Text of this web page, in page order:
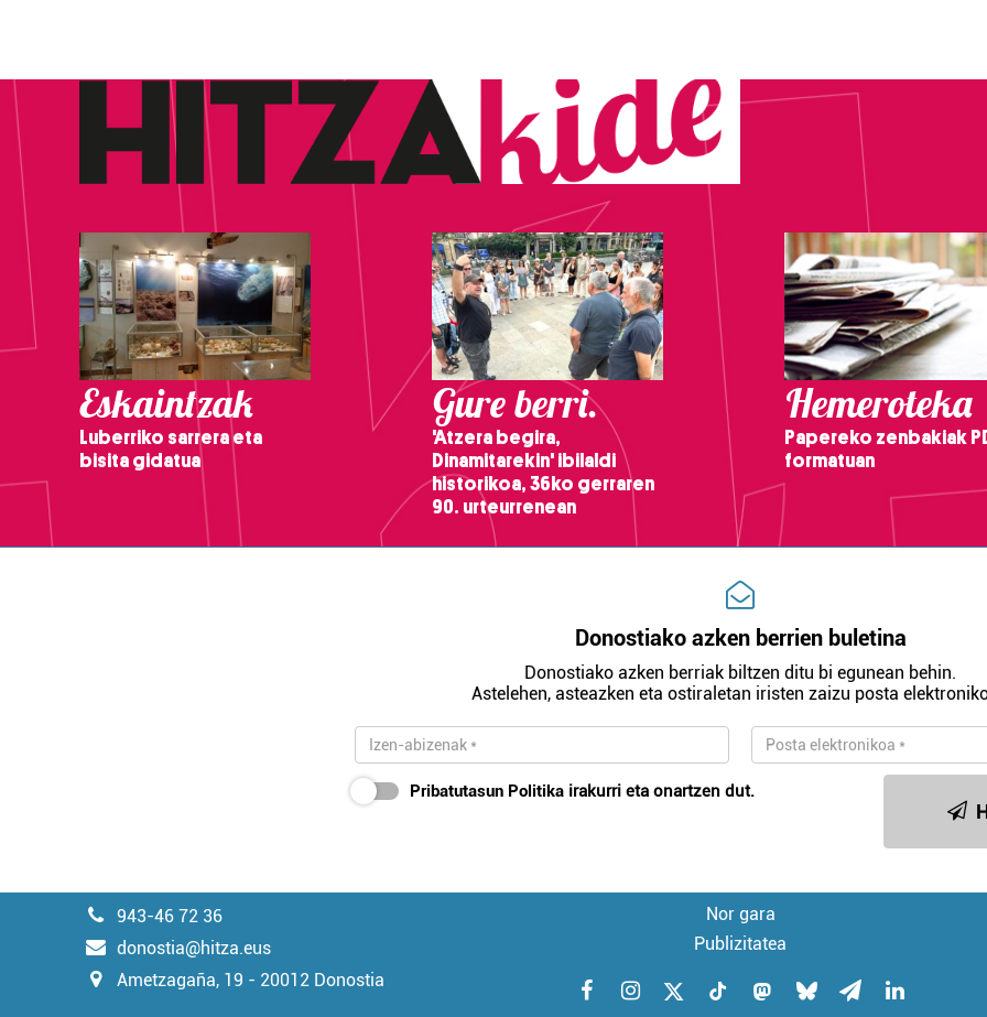
Eskaintzak
Luberriko sarrera eta
bisita gidatua
Gure berri.
'Atzera begira,
Dinamitarekin' ibilaldi
historikoa, 36ko gerraren
90. urteurrenean
Hemeroteka
Papereko zenbakiak
formatuan
Donostiako azken berrien buletina
Donostiako azken berriak biltzen ditu bi egunean behin.
Astelehen, asteazken eta ostiraletan iristen zaizu posta
Pribatutasun Politika irakurri eta onartzen dut.
943-46 72 36
donostia@hitza.eus
Ametzagaña, 19 - 20012 Donostia
Nor gara
Publizitatea